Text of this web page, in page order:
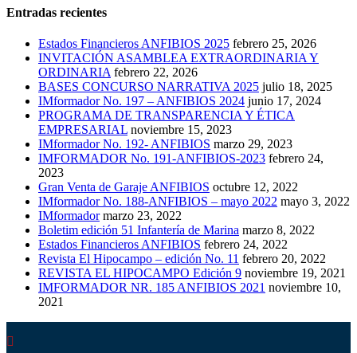
Entradas recientes
Estados Financieros ANFIBIOS 2025 febrero 25, 2026
INVITACIÓN ASAMBLEA EXTRAORDINARIA Y
ORDINARIA febrero 22, 2026
BASES CONCURSO NARRATIVA 2025 julio 18, 2025
IMformador No. 197 – ANFIBIOS 2024 junio 17, 2024
PROGRAMA DE TRANSPARENCIA Y ÉTICA
EMPRESARIAL noviembre 15, 2023
IMformador No. 192- ANFIBIOS marzo 29, 2023
IMFORMADOR No. 191-ANFIBIOS-2023 febrero 24,
2023
Gran Venta de Garaje ANFIBIOS octubre 12, 2022
IMformador No. 188-ANFIBIOS – mayo 2022 mayo 3, 2022
IMformador marzo 23, 2022
Boletim edición 51 Infantería de Marina marzo 8, 2022
Estados Financieros ANFIBIOS febrero 24, 2022
Revista El Hipocampo – edición No. 11 febrero 20, 2022
REVISTA EL HIPOCAMPO Edición 9 noviembre 19, 2021
IMFORMADOR NR. 185 ANFIBIOS 2021 noviembre 10,
2021
